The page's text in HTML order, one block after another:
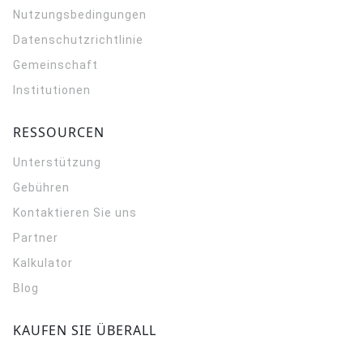
Nutzungsbedingungen
Datenschutzrichtlinie
Gemeinschaft
Institutionen
RESSOURCEN
Unterstützung
Gebühren
Kontaktieren Sie uns
Partner
Kalkulator
Blog
KAUFEN SIE ÜBERALL